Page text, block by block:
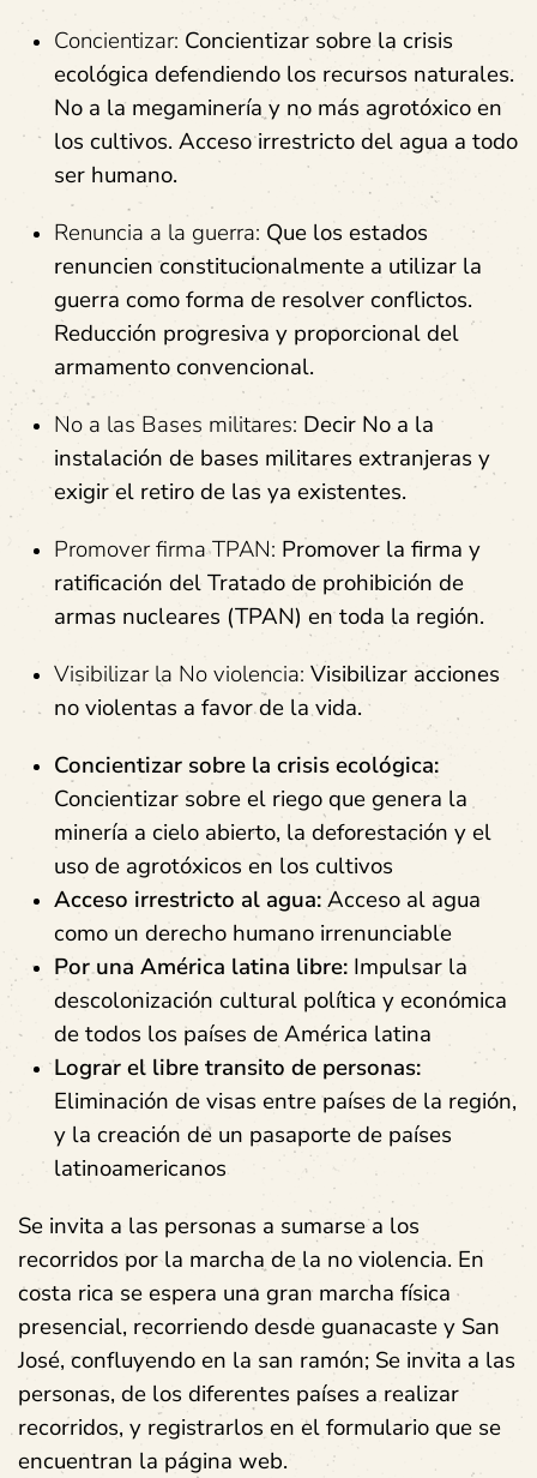
Concientizar: Concientizar sobre la crisis
ecológica defendiendo los recursos naturales.
No a la megaminería y no más agrotóxico en
los cultivos. Acceso irrestricto del agua a todo
ser humano.
Renuncia a la guerra: Que los estados
renuncien constitucionalmente a utilizar la
guerra como forma de resolver conflictos.
Reducción progresiva y proporcional del
armamento convencional.
No a las Bases militares: Decir No a la
instalación de bases militares extranjeras y
exigir el retiro de las ya existentes.
Promover firma TPAN: Promover la firma y
ratificación del Tratado de prohibición de
armas nucleares (TPAN) en toda la región.
Visibilizar la No violencia: Visibilizar acciones
no violentas a favor de la vida.
Concientizar sobre la crisis ecológica:
Concientizar sobre el riego que genera la
minería a cielo abierto, la deforestación y el
uso de agrotóxicos en los cultivos
Acceso irrestricto al agua:Acceso al agua
como un derecho humano irrenunciable
Por una América latina libre: Impulsar la
descolonización cultural política y económica
de todos los países de América latina
Lograr el libre transito de personas:
Eliminación de visas entre países de la región,
y la creación de un pasaporte de países
latinoamericanos
Se invita a las personas a sumarse a los
recorridos por la marcha de la no violencia. En
costa rica se espera una gran marcha física
presencial, recorriendo desde guanacaste y San
José, confluyendo en la san ramón; Se invita a las
personas, de los diferentes países a realizar
recorridos, y registrarlos en el formulario que se
encuentran la página web.